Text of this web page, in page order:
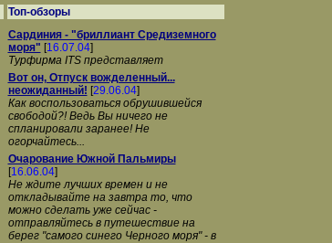
Топ-обзоры
Сардиния - "бриллиант Средиземного
моря" [16.07.04]
Турфирма ITS представляет
Вот он, Отпуск вожделенный...
неожиданный! [29.06.04]
Как воспользоваться обрушившейся
свободой?! Ведь Вы ничего не
спланировали заранее! Не
огорчайтесь...
Очарование Южной Пальмиры
[16.06.04]
Не ждите лучших времен и не
откладывайте на завтра то, что
можно сделать уже сейчас -
отправляйтесь в путешествие на
берег "самого синего Черного моря" - в